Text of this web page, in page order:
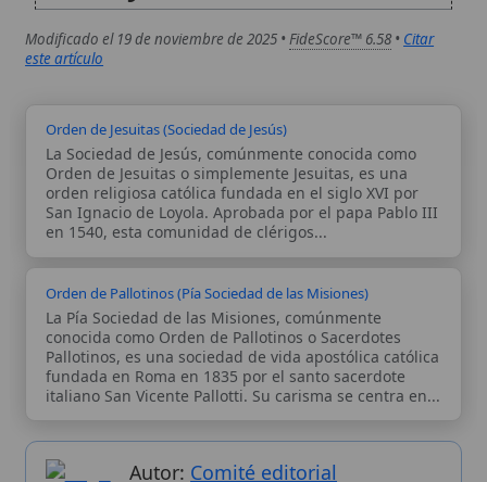
San Ignacio de Loyola. Aprobada por el papa Pablo III
conocida como Orden de Pallotinos o Sacerdotes
Pallotinos, es una sociedad de vida apostólica católica
fundada en Roma en 1835 por el santo sacerdote
italiano San Vicente Pallotti. Su carisma se centra en...
Autor:Comité editorial
editorial de Wikitólica. Las afirmaciones
del artículo están basadas y contrastadas
usando fuentes catolicas: escritos
patrísticos, de santos, artículos
teológicos, documentos históricos, actas